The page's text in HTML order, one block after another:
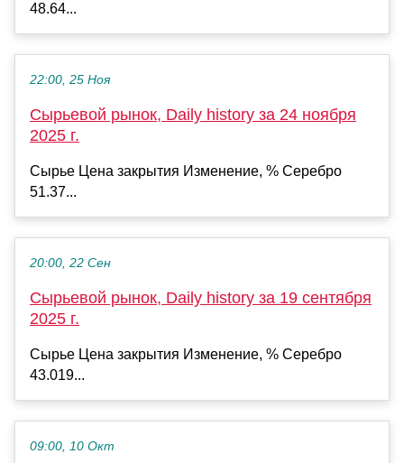
48.64...
22:00, 25 Ноя
Сырьевой рынок, Daily history за 24 ноября
2025 г.
Сырье Цена закрытия Изменение, % Серебро
51.37...
20:00, 22 Сен
Сырьевой рынок, Daily history за 19 сентября
2025 г.
Сырье Цена закрытия Изменение, % Серебро
43.019...
09:00, 10 Окт